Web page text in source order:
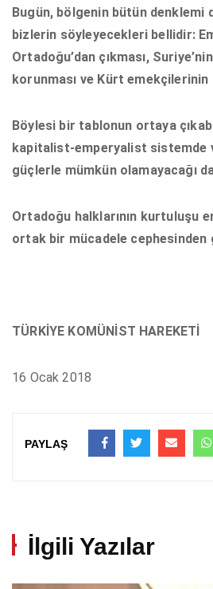
Bugün, bölgenin bütün denklemi
bizlerin söyleyecekleri bellidir:
Ortadoğu’dan çıkması,
korunması ve Kürt emekçilerinin
Böylesi bir tablonun ortaya
kapitalist-emperyalist sistemde
güçlerle mümkün olamayacağı da
Ortadoğu halklarının kurtuluşu
ortak bir mücadele cephesinden
TÜRKİYE KOMÜNİST HAREKETİ
16 Ocak 2018
PAYLAŞ
İlgili Yazılar